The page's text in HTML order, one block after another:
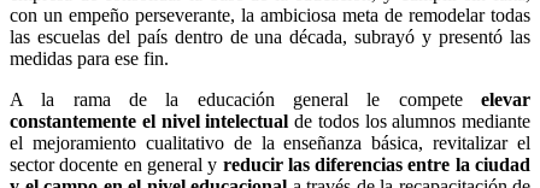
con un empeño perseverante, la ambiciosa meta de remodelar todas
las escuelas del país dentro de una década, subrayó y presentó las
medidas para ese fin.
A la rama de la educación general le compete elevar
constantemente el nivel intelectual de todos los alumnos mediante
el mejoramiento cualitativo de la enseñanza básica, revitalizar el
sector docente en general y reducir las diferencias entre la ciudad